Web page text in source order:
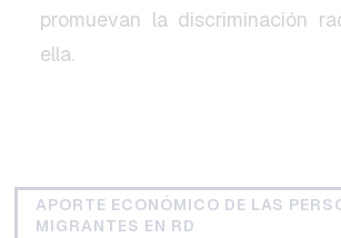
promuevan la discriminación
ella.
APORTE ECONÓMICO DE LAS
MIGRANTES EN RD